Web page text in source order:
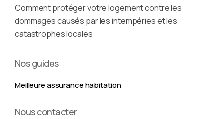
Comment protéger votre logement contre les
dommages causés par les intempéries et les
catastrophes locales
Nos guides
Meilleure assurance habitation
Nous contacter